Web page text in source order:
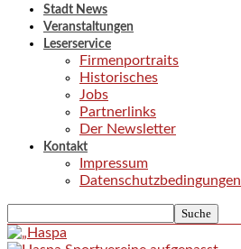
Stadt News
Veranstaltungen
Leserservice
Firmenportraits
Historisches
Jobs
Partnerlinks
Der Newsletter
Kontakt
Impressum
Datenschutzbedingungen